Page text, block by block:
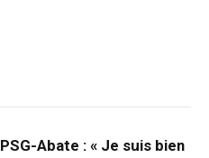
PSG-Abate : « Je suis bien